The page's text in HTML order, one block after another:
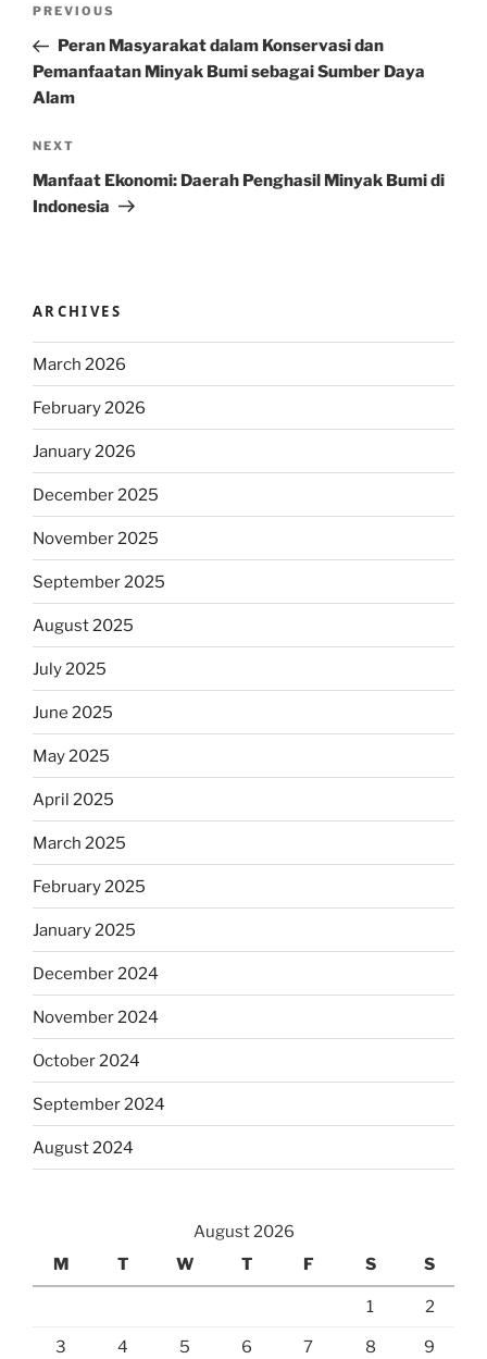
Previous
Post
PREVIOUS
Peran Masyarakat dalam Konservasi dan
Pemanfaatan Minyak Bumi sebagai Sumber Daya
Alam
Next
Post
NEXT
Manfaat Ekonomi: Daerah Penghasil Minyak Bumi di
Indonesia
ARCHIVES
March 2026
February 2026
January 2026
December 2025
November 2025
September 2025
August 2025
July 2025
June 2025
May 2025
April 2025
March 2025
February 2025
January 2025
December 2024
November 2024
October 2024
September 2024
August 2024
August 2026
M
T W T F S S
1 2
3 4 5 6 7 8 9